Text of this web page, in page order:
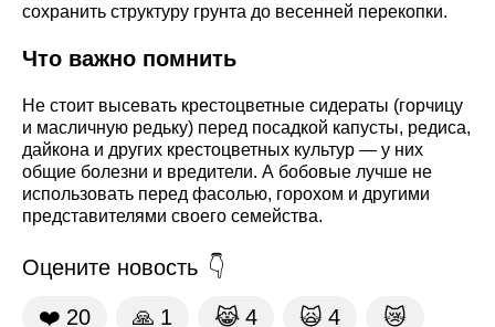
сохранить структуру грунта до весенней перекопки.
Что важно помнить
Не стоит высевать крестоцветные сидераты (горчицу
и масличную редьку) перед посадкой капусты, редиса,
дайкона и других крестоцветных культур — у них
общие болезни и вредители. А бобовые лучше не
использовать перед фасолью, горохом и другими
представителями своего семейства.
Оцените новость
❤️ 20 🙏 1 😹 4 🙀 4 😿